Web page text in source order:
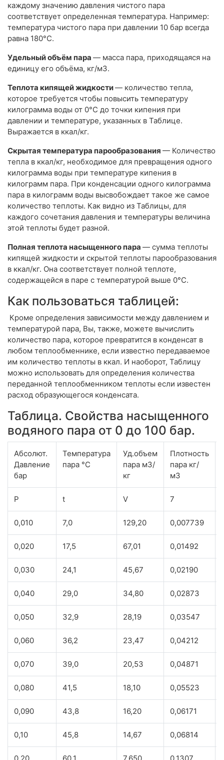
каждому значению давления чистого пара
соответствует определенная температура. Например:
температура чистого пара при давлении 10 бар всегда
равна 180°С.
Удельный объём пара — масса пара, приходящаяся на
единицу его объёма, кг/м3.
Теплота кипящей жидкости— количество тепла,
которое требуется чтобы повысить температуру
килограмма воды от 0°С до точки кипения при
давлении и температуре, указанных в Таблице.
Выражается в ккал/кг.
Скрытая температура парообразования — Количество
тепла в ккал/кг, необходимое для превращения одного
килограмма воды при температуре кипения в
килограмм пара. При конденсации одного килограмма
пара в килограмм воды высвобождает такое же самое
количество теплоты. Как видно из Таблицы, для
каждого сочетания давления и температуры величина
этой теплоты будет разной.
Полная теплота насыщенного пара — сумма теплоты
кипящей жидкости и скрытой теплоты парообразования
в ккал/кг. Она соответствует полной теплоте,
содержащейся в паре с температурой выше 0°С.
Как пользоваться таблицей:
Кроме определения зависимости между давлением и
температурой пара, Вы, также, можете вычислить
количество пара, которое превратится в конденсат в
любом теплообменнике, если известно передаваемое
им количество теплоты в ккал. И наоборот, Таблицу
можно использовать для определения количества
переданной теплообменником теплоты если известен
расход образующегося конденсата.
Таблица. Свойства насыщенного
водяного пара от 0 до 100 бар.
Абсолют.
Давление
бар
Температура
пара °C
Уд.объем
пара м3/
кг
Плотность
пара кг/
м3
P t V 7
0,010 7,0 129,20 0,007739
0,020 17,5 67,01 0,01492
0,030 24,1 45,67 0,02190
0,040 29,0 34,80 0,02873
0,050 32,9 28,19 0,03547
0,060 36,2 23,47 0,04212
0,070 39,0 20,53 0,04871
0,080 41,5 18,10 0,05523
0,090 43,8 16,20 0,06171
0,10 45,8 14,67 0,06814